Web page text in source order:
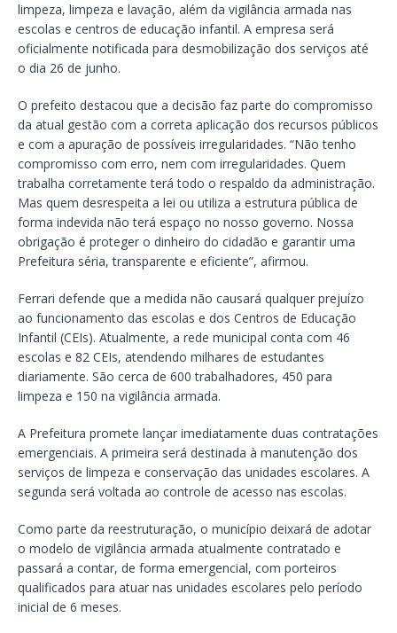
limpeza, limpeza e lavação, além da vigilância armada nas
escolas e centros de educação infantil. A empresa será
oficialmente notificada para desmobilização dos serviços até
o dia 26 de junho.
O prefeito destacou que a decisão faz parte do compromisso
da atual gestão com a correta aplicação dos recursos públicos
e com a apuração de possíveis irregularidades. “Não tenho
compromisso com erro, nem com irregularidades. Quem
trabalha corretamente terá todo o respaldo da administração.
Mas quem desrespeita a lei ou utiliza a estrutura pública de
forma indevida não terá espaço no nosso governo. Nossa
obrigação é proteger o dinheiro do cidadão e garantir uma
Prefeitura séria, transparente e eficiente”, afirmou.
Ferrari defende que a medida não causará qualquer prejuízo
ao funcionamento das escolas e dos Centros de Educação
Infantil (CEIs). Atualmente, a rede municipal conta com 46
escolas e 82 CEIs, atendendo milhares de estudantes
diariamente. São cerca de 600 trabalhadores, 450 para
limpeza e 150 na vigilância armada.
A Prefeitura promete lançar imediatamente duas contratações
emergenciais. A primeira será destinada à manutenção dos
serviços de limpeza e conservação das unidades escolares. A
segunda será voltada ao controle de acesso nas escolas.
Como parte da reestruturação, o município deixará de adotar
o modelo de vigilância armada atualmente contratado e
passará a contar, de forma emergencial, com porteiros
qualificados para atuar nas unidades escolares pelo período
inicial de 6 meses.